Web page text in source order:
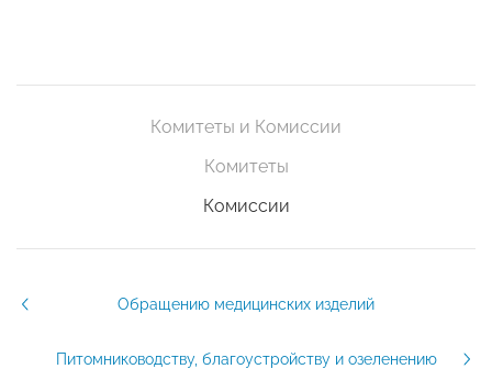
Комитеты и Комиссии
Комитеты
Комиссии
Обращению медицинских изделий
Питомниководству, благоустройству и озеленению